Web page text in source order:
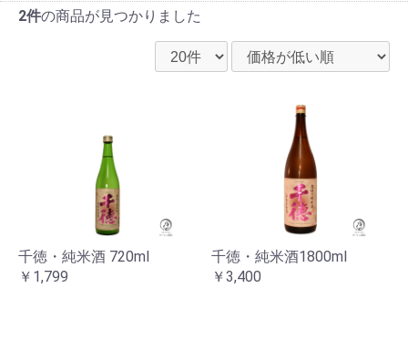
2件の商品が見つかりました
千徳・純米酒 720ml
￥1,799
千徳・純米酒1800ml
￥3,400